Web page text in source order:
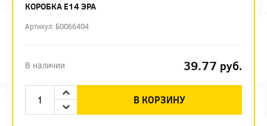
КОРОБКА Е14 ЭРА
Артикул: Б0066404
В наличии 39.77 руб.
В КОРЗИНУ